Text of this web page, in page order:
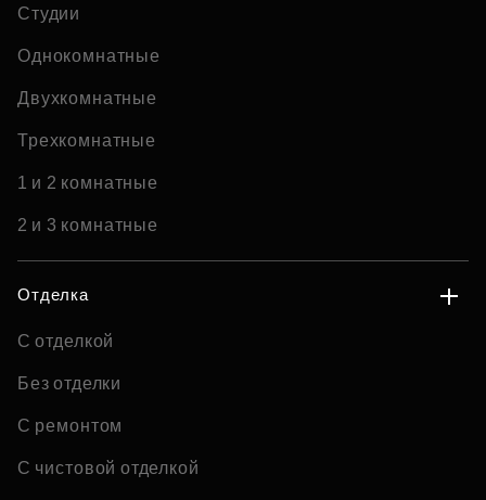
Студии
Однокомнатные
Двухкомнатные
Трехкомнатные
1 и 2 комнатные
2 и 3 комнатные
Отделка
С отделкой
Без отделки
С ремонтом
С чистовой отделкой